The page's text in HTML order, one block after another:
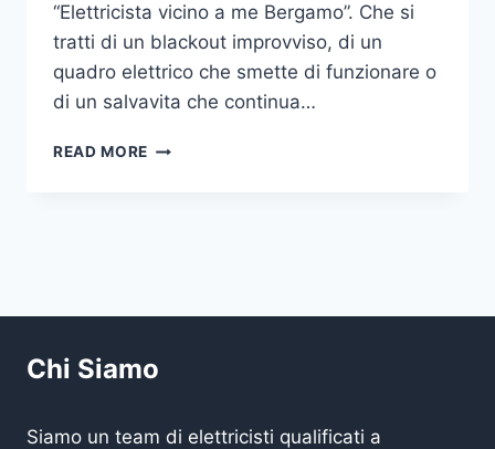
“Elettricista vicino a me Bergamo”. Che si
tratti di un blackout improvviso, di un
quadro elettrico che smette di funzionare o
di un salvavita che continua…
READ MORE ELETTRICISTA
Chi Siamo
Siamo un team di elettricisti qualificati a